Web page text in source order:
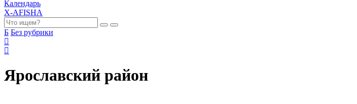
Календарь
X-AFISHA
Б Без рубрики
Ярославский район